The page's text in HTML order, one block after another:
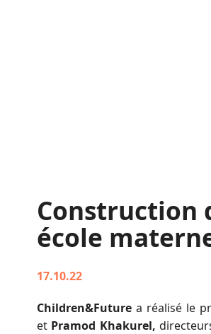
Construction
école
17.10.22
Children&Future a réalisé le
et Pramod Khakurel,